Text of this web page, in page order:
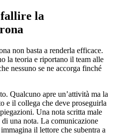
la
non basta a renderla efficace.
la teoria e riportano il team alle
nessuno se ne accorga finché
Qualcuno apre un’attività ma la
e il collega che deve proseguirla
Una nota scritta male
di una nota. La comunicazione
il lettore che subentra a